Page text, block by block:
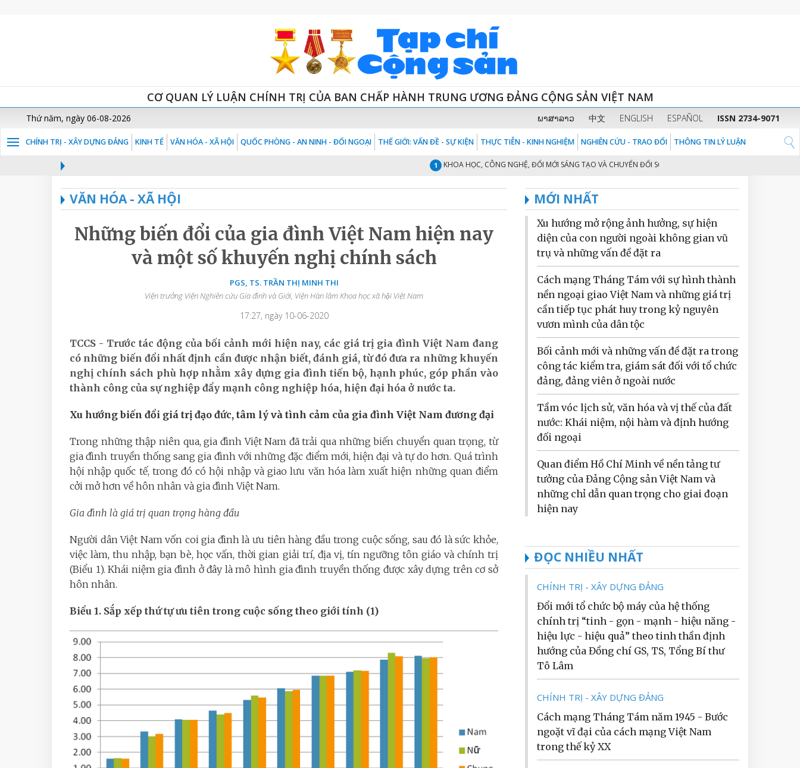
CƠ QUAN LÝ LUẬN CHÍNH TRỊ CỦA BAN CHẤP HÀNH TRUNG ƯƠNG ĐẢNG CỘNG SẢN VIỆT NAM
Thứ năm, ngày 06-08-2026 ພາສາລາວ 中文 ENGLISH ESPAÑOL ISSN 2734-9071
CHÍNH TRỊ - XÂY DỰNG ĐẢNG KINH TẾ VĂN HÓA - XÃ HỘI QUỐC PHÒNG - AN NINH - ĐỐI NGOẠI THẾ GIỚI: VẤN ĐỀ - SỰ KIỆN THỰC TIỄN - KINH NGHIỆM NGHIÊN CỨU - TRAO ĐỔI THÔNG TIN LÝ LUẬN
KHOA HỌC, CÔNG NGHỆ, ĐỔI MỚI SÁNG TẠO VÀ CHUYỂN ĐỔI SỐ: ĐỘNG LỰC CHÍNH CHO MÔ HÌNH TĂNG
VĂN HÓA - XÃ HỘI
Những biến đổi của gia đình Việt Nam hiện nay
và một số khuyến nghị chính sách
PGS, TS. TRẦN THỊ MINH THI
Viện trưởng Viện Nghiên cứu Gia đình và Giới, Viện Hàn lâm Khoa học xã hội Việt Nam
17:27, ngày 10-06-2020
TCCS - Trước tác động của bối cảnh mới hiện nay, các giá trị gia đình Việt Nam đang
có những biến đổi nhất định cần được nhận biết, đánh giá, từ đó đưa ra những khuyến
nghị chính sách phù hợp nhằm xây dựng gia đình tiến bộ, hạnh phúc, góp phần vào
thành công của sự nghiệp đẩy mạnh công nghiệp hóa, hiện đại hóa ở nước ta.
Xu hướng biến đổi giá trị đạo đức, tâm lý và tình cảm của gia đình Việt Nam đương đại
Trong những thập niên qua, gia đình Việt Nam đã trải qua những biến chuyển quan trọng, từ
gia đình truyền thống sang gia đình với những đặc điểm mới, hiện đại và tự do hơn. Quá trình
hội nhập quốc tế, trong đó có hội nhập và giao lưu văn hóa làm xuất hiện những quan điểm
cởi mở hơn về hôn nhân và gia đình Việt Nam.
Gia đình là giá trị quan trọng hàng đầu
Người dân Việt Nam vốn coi gia đình là ưu tiên hàng đầu trong cuộc sống, sau đó là sức khỏe,
việc làm, thu nhập, bạn bè, học vấn, thời gian giải trí, địa vị, tín ngưỡng tôn giáo và chính trị
(Biểu 1). Khái niệm gia đình ở đây là mô hình gia đình truyền thống được xây dựng trên cơ sở
hôn nhân.
Biểu 1. Sắp xếp thứ tự ưu tiên trong cuộc sống theo giới tính (1)
MỚI NHẤT
Xu hướng mở rộng ảnh hưởng, sự hiện
diện của con người ngoài không gian vũ
trụ và những vấn đề đặt ra
Cách mạng Tháng Tám với sự hình thành
nền ngoại giao Việt Nam và những giá trị
cần tiếp tục phát huy trong kỷ nguyên
vươn mình của dân tộc
Bối cảnh mới và những vấn đề đặt ra trong
công tác kiểm tra, giám sát đối với tổ chức
đảng, đảng viên ở ngoài nước
Tầm vóc lịch sử, văn hóa và vị thế của đất
nước: Khái niệm, nội hàm và định hướng
đối ngoại
Quan điểm Hồ Chí Minh về nền tảng tư
tưởng của Đảng Cộng sản Việt Nam và
những chỉ dẫn quan trọng cho giai đoạn
hiện nay
ĐỌC NHIỀU NHẤT
CHÍNH TRỊ - XÂY DỰNG ĐẢNG
Đổi mới tổ chức bộ máy của hệ thống
chính trị “tinh - gọn - mạnh - hiệu năng -
hiệu lực - hiệu quả” theo tinh thần định
hướng của Đồng chí GS, TS, Tổng Bí thư
Tô Lâm
CHÍNH TRỊ - XÂY DỰNG ĐẢNG
Cách mạng Tháng Tám năm 1945 - Bước
ngoặt vĩ đại của cách mạng Việt Nam
trong thế kỷ XX